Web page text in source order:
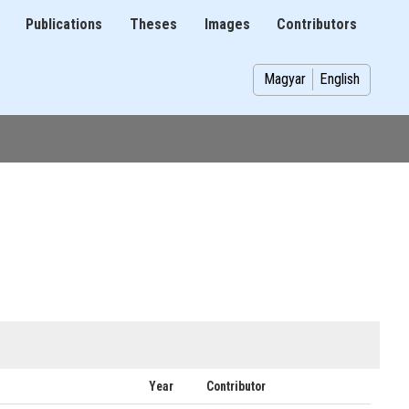
Publications Theses Images Contributors
Magyar English
Year Contributor